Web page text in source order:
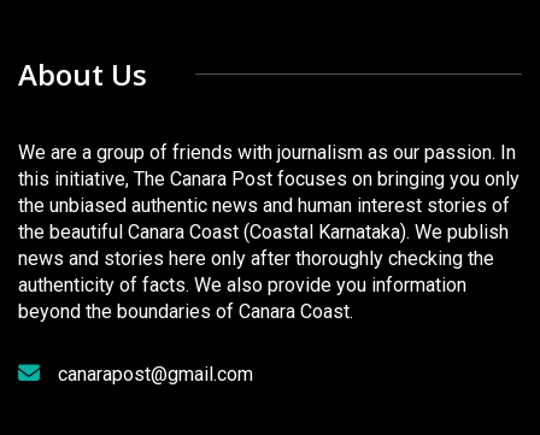
About Us
We are a group of friends with journalism as our passion. In
this initiative, The Canara Post focuses on bringing you only
the unbiased authentic news and human interest stories of
the beautiful Canara Coast (Coastal Karnataka). We publish
news and stories here only after thoroughly checking the
authenticity of facts. We also provide you information
beyond the boundaries of Canara Coast.
canarapost@gmail.com